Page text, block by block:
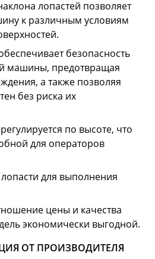
лопастей позволяет
к различным условиям
безопасность
машины, предотвращая
а также позволяя
без риска их
по высоте, что
для операторов
для выполнения
цены и качества
экономически выгодной.
ОТ ПРОИЗВОДИТЕЛЯ